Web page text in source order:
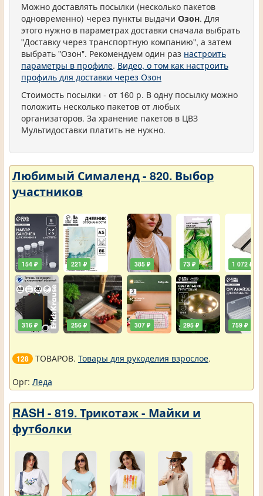
Можно доставлять посылки (несколько пакетов
одновременно) через пункты выдачи Озон. Для
этого нужно в параметрах доставки сначала выбрать
"Доставку через транспортную компанию", а затем
выбрать "Озон". Рекомендуем один раз настроить
параметры в профиле. Видео, о том как настроить
профиль для доставки через Озон
Стоимость посылки - от 160 р. В одну посылку можно
положить несколько пакетов от любых
организаторов. За хранение пакетов в ЦВЗ
Мультидоставки платить не нужно.
Любимый Сималенд - 820. Выбор
участников
154 ₽
316 ₽
221 ₽
256 ₽
385 ₽
307 ₽
73 ₽
295 ₽
1 072 ₽
759 ₽
128 ТОВАРОВ. Товары для рукоделия взрослое.
Орг: Леда
RASH - 819. Трикотаж - Майки и
футболки